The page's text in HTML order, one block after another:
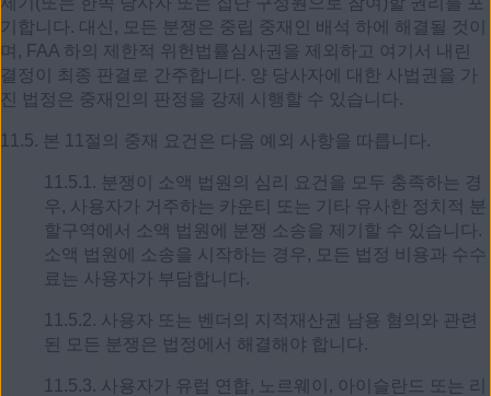
기합니다. 대신, 모든 분쟁은 중립 중재인 배석 하에 해결될 것이
며, FAA 하의 제한적 위헌법률심사권을 제외하고 여기서 내린
결정이 최종 판결로 간주합니다. 양 당사자에 대한 사법권을 가
진 법정은 중재인의 판정을 강제 시행할 수 있습니다.
11.5. 본 11절의 중재 요건은 다음 예외 사항을 따릅니다.
11.5.1. 분쟁이 소액 법원의 심리 요건을 모두 충족하는 경
우, 사용자가 거주하는 카운티 또는 기타 유사한 정치적 분
할구역에서 소액 법원에 분쟁 소송을 제기할 수 있습니다.
소액 법원에 소송을 시작하는 경우, 모든 법정 비용과 수수
료는 사용자가 부담합니다.
11.5.2. 사용자 또는 벤더의 지적재산권 남용 혐의와 관련
된 모든 분쟁은 법정에서 해결해야 합니다.
11.5.3. 사용자가 유럽 연합, 노르웨이, 아이슬란드 또는 리